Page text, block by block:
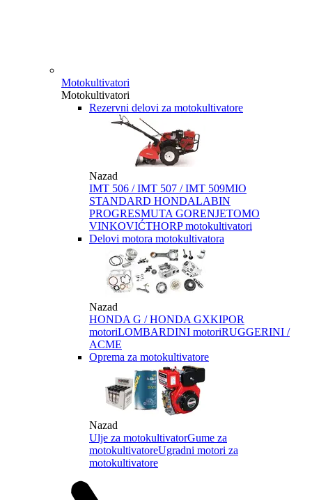
Motokultivatori
Motokultivatori
Rezervni delovi za motokultivatore
Nazad
IMT 506 / IMT 507 / IMT 509MIO
STANDARD HONDALABIN
PROGRESMUTA GORENJETOMO
VINKOVIĆTHORP motokultivatori
Delovi motora motokultivatora
Nazad
HONDA G / HONDA GXKIPOR
motoriLOMBARDINI motoriRUGGERINI /
ACME
Oprema za motokultivatore
Nazad
Ulje za motokultivatorGume za
motokultivatoreUgradni motori za
motokultivatore